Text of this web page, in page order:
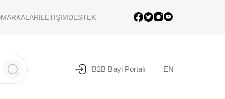
MARKALARİLETİŞİMDESTEK
B2B Bayi Portalı EN